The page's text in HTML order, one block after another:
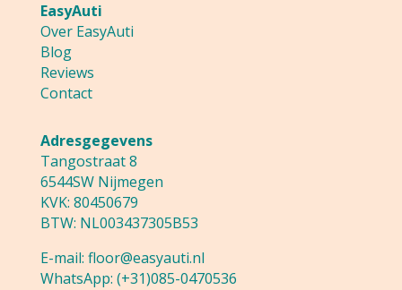
EasyAuti
Over EasyAuti
Blog
Reviews
Contact
Adresgegevens
Tangostraat 8
6544SW Nijmegen
KVK: 80450679
BTW: NL003437305B53
E-mail: floor@easyauti.nl
WhatsApp: (+31)085-0470536